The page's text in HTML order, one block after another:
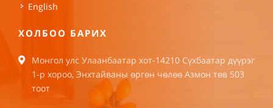
English
ХОЛБОО БАРИХ
Монгол улс Улаанбаатар хот-14210 Сүхбаатар дүүрэг
1-р хороо, Энхтайваны өргөн чөлөө Азмон төв 503
тоот